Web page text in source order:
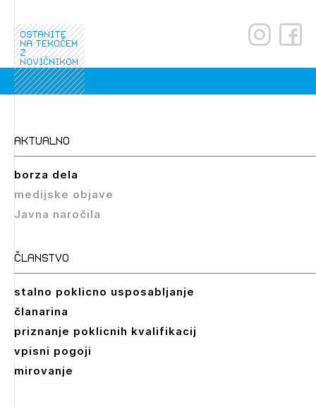
ostanite
na tekočem
z
novičnikom
aktualno
borza dela
medijske objave
Javna naročila
članstvo
stalno poklicno usposabljanje
članarina
priznanje poklicnih kvalifikacij
vpisni pogoji
mirovanje